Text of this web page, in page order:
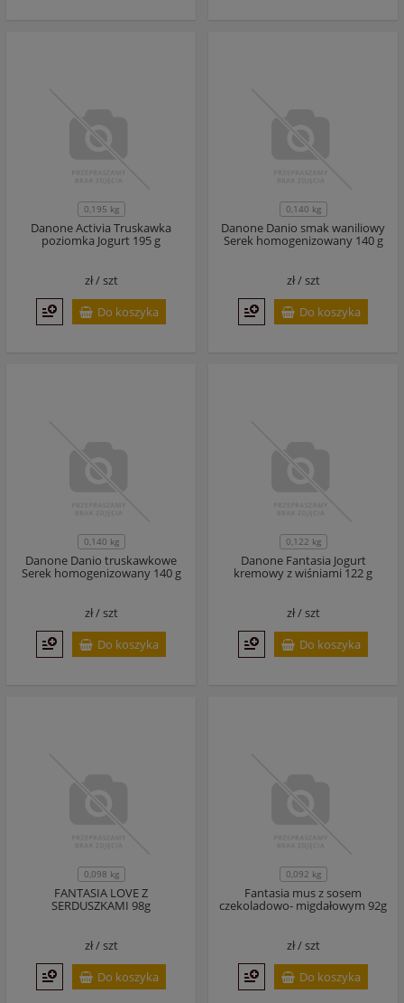
0,195 kg
Danone Activia Truskawka
poziomka Jogurt 195 g
zł /szt
Do koszyka
0,140 kg
Danone Danio smak waniliowy
Serek homogenizowany 140 g
zł /szt
Do koszyka
0,140 kg
Danone Danio truskawkowe
Serek homogenizowany 140 g
zł /szt
Do koszyka
0,122 kg
Danone Fantasia Jogurt
kremowy z wiśniami 122 g
zł /szt
Do koszyka
0,098 kg
FANTASIA LOVE Z
SERDUSZKAMI 98g
zł /szt
Do koszyka
0,092 kg
Fantasia mus z sosem
czekoladowo- migdałowym 92g
zł /szt
Do koszyka